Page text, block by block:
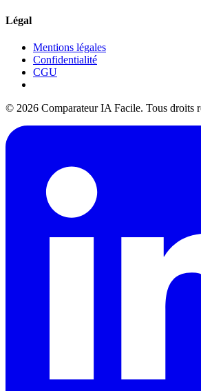
Légal
Mentions légales
Confidentialité
CGU
© 2026 Comparateur IA Facile. Tous droits